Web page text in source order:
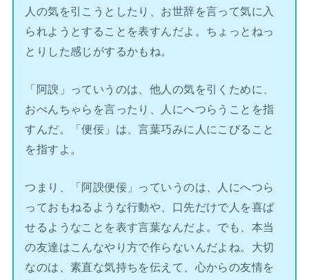
人の気を引こうとしたり、お世辞を言って気に入
られようとすることを表すんだよ。ちょっとねっ
とりした感じがするかもね。
「阿諛」っていうのは、他人の気を引くために、
おべんちゃらを言ったり、人にへつらうことを指
すんだ。「便佞」は、言葉巧みに人にこびること
を指すよ。
つまり、「阿諛便佞」っていうのは、人にへつら
っておもねるような行動や、口先だけで人を喜ば
せるようなことを表す言葉なんだよ。でも、本当
の友達はこんなやり方で作らないんだよね。大切
なのは、素直な気持ちを伝えて、心からの友情を